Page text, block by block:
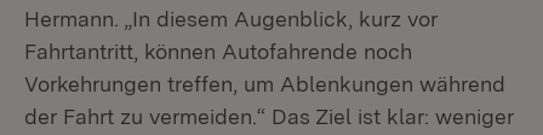
Hermann. „In diesem Augenblick, kurz vor
Fahrtantritt, können Autofahrende noch
Vorkehrungen treffen, um Ablenkungen während
der Fahrt zu vermeiden.“ Das Ziel ist klar: weniger